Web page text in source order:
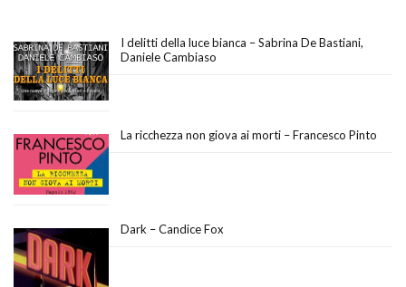
I delitti della luce bianca – Sabrina De Bastiani,
Daniele Cambiaso
La ricchezza non giova ai morti – Francesco Pinto
Dark – Candice Fox